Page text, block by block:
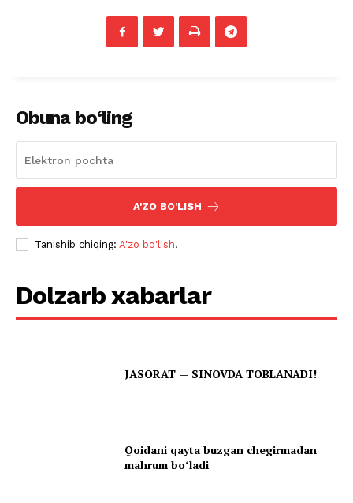
Obuna bo‘ling
A'ZO BO'LISH
Tanishib chiqing: A'zo bo'lish.
Dolzarb xabarlar
JASORAT — SINOVDA TOBLANADI!
Qoidani qayta buzgan chegirmadan
mahrum boʻladi